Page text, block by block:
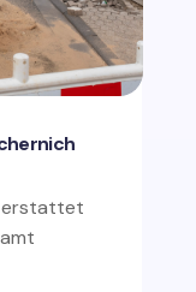
erstattet